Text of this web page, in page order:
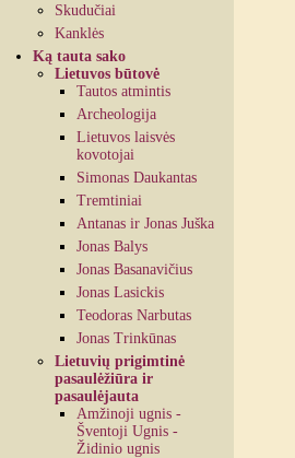
Skudučiai
Kanklės
Ką tauta sako
Lietuvos būtovė
Tautos atmintis
Archeologija
Lietuvos laisvės
kovotojai
Simonas Daukantas
Tremtiniai
Antanas ir Jonas Juška
Jonas Balys
Jonas Basanavičius
Jonas Lasickis
Teodoras Narbutas
Jonas Trinkūnas
Lietuvių prigimtinė
pasaulėžiūra ir
pasaulėjauta
Amžinoji ugnis -
Šventoji Ugnis -
Židinio ugnis